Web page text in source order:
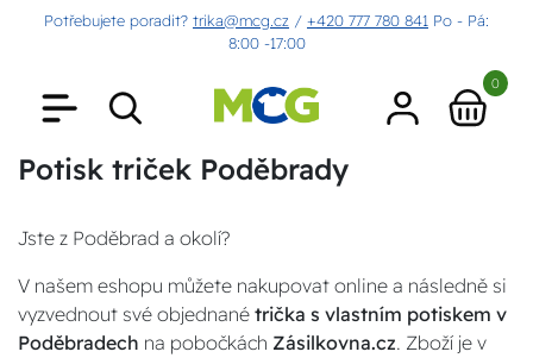
Potřebujete poradit? trika@mcg.cz / +420 777 780 841 Po - Pá:
8:00 -17:00
0
Potisk triček Poděbrady
Jste z Poděbrad a okolí?
V našem eshopu můžete nakupovat online a následně si
vyzvednout své objednané trička s vlastním potiskem v
Poděbradech na pobočkách Zásilkovna.cz. Zboží je v